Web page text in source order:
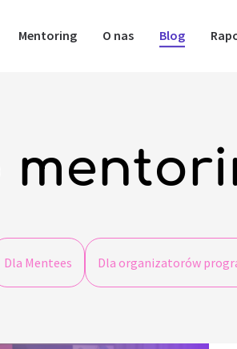
Mentoring O nas Blog
Dla Mentees Dla organizatorów